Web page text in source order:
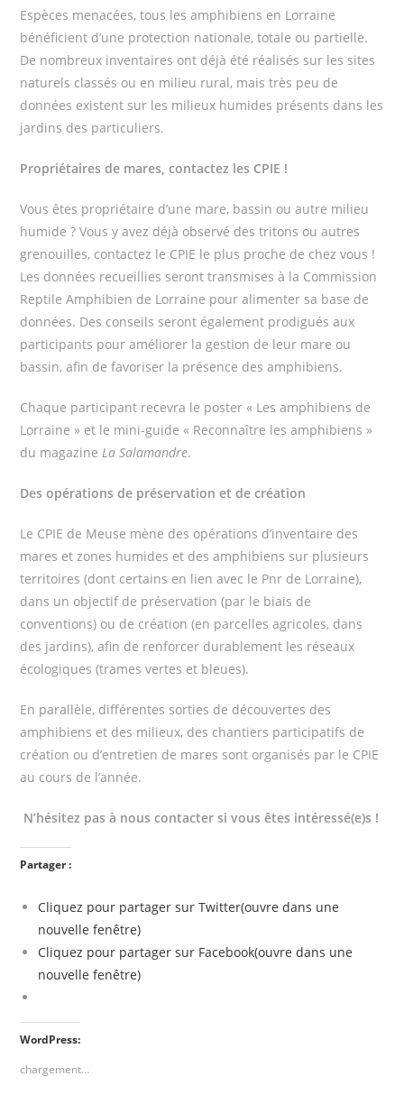
Espèces menacées, tous les amphibiens en Lorraine
bénéficient d’une protection nationale, totale ou partielle.
De nombreux inventaires ont déjà été réalisés sur les sites
naturels classés ou en milieu rural, mais très peu de
données existent sur les milieux humides présents dans les
jardins des particuliers.
Propriétaires de mares, contactez les CPIE !
Vous êtes propriétaire d’une mare, bassin ou autre milieu
humide ? Vous y avez déjà observé des tritons ou autres
grenouilles, contactez le CPIE le plus proche de chez vous !
Les données recueillies seront transmises à la Commission
Reptile Amphibien de Lorraine pour alimenter sa base de
données. Des conseils seront également prodigués aux
participants pour améliorer la gestion de leur mare ou
bassin, afin de favoriser la présence des amphibiens.
Chaque participant recevra le poster « Les amphibiens de
Lorraine » et le mini-guide « Reconnaître les amphibiens »
du magazine La Salamandre.
Des opérations de préservation et de création
Le CPIE de Meuse mène des opérations d’inventaire des
mares et zones humides et des amphibiens sur plusieurs
territoires (dont certains en lien avec le Pnr de Lorraine),
dans un objectif de préservation (par le biais de
conventions) ou de création (en parcelles agricoles, dans
des jardins), afin de renforcer durablement les réseaux
écologiques (trames vertes et bleues).
En parallèle, différentes sorties de découvertes des
amphibiens et des milieux, des chantiers participatifs de
création ou d’entretien de mares sont organisés par le CPIE
au cours de l’année.
N’hésitez pas à nous contacter si vous êtes intéressé(e)s !
Partager :
Cliquez pour partager sur Twitter(ouvre dans une
nouvelle fenêtre)
Cliquez pour partager sur Facebook(ouvre dans une
nouvelle fenêtre)
WordPress:
chargement…